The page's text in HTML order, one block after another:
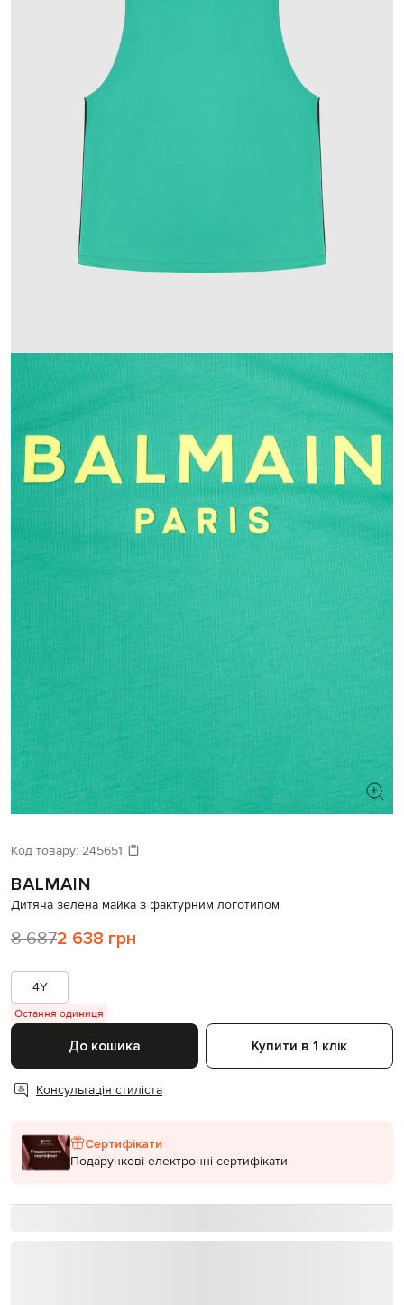
Код товару: 245651
BALMAIN
Дитяча зелена майка з фактурним логотипом
8 6872 638 грн
4Y
Остання одиниця
До кошика Купити в 1 клік
Консультація стиліста
Сертифікати
Подарункові електронні сертифікати